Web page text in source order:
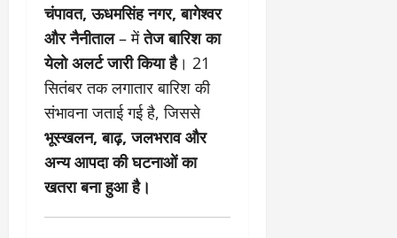
चंपावत, ऊधमसिंह नगर, बागेश्वर
और नैनीताल– मेंतेज बारिश का
येलो अलर्ट जारी किया है। 21
सितंबर तक लगातार बारिश की
संभावना जताई गई है, जिससे
भूस्खलन, बाढ़, जलभराव और
अन्य आपदा की घटनाओं का
खतरा बना हुआ है।